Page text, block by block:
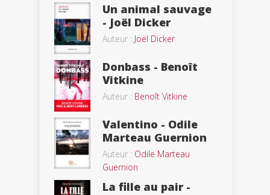
Un animal sauvage
- Joël Dicker
Auteur : Joël Dicker
Donbass - Benoît
Vitkine
Auteur : Benoît Vitkine
Valentino - Odile
Marteau Guernion
Auteur : Odile Marteau
Guernion
La fille au pair -